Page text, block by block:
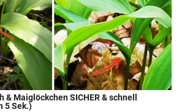
& Maiglöckchen SICHER & schnell
5 Sek.)